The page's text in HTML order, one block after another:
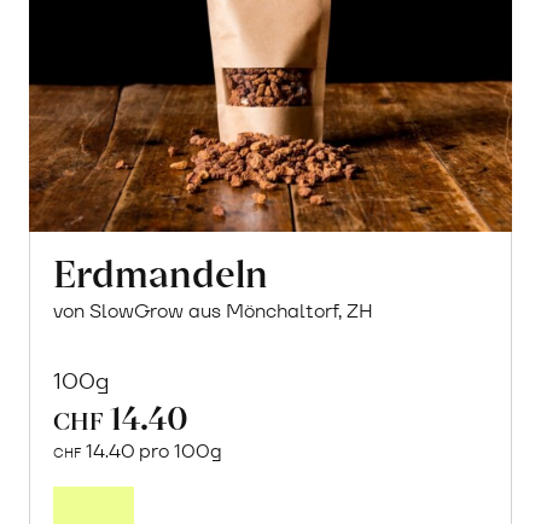
Erdmandeln
von SlowGrow aus Mönchaltorf, ZH
100g
CHF 14.40
CHF 14.40 pro 100g